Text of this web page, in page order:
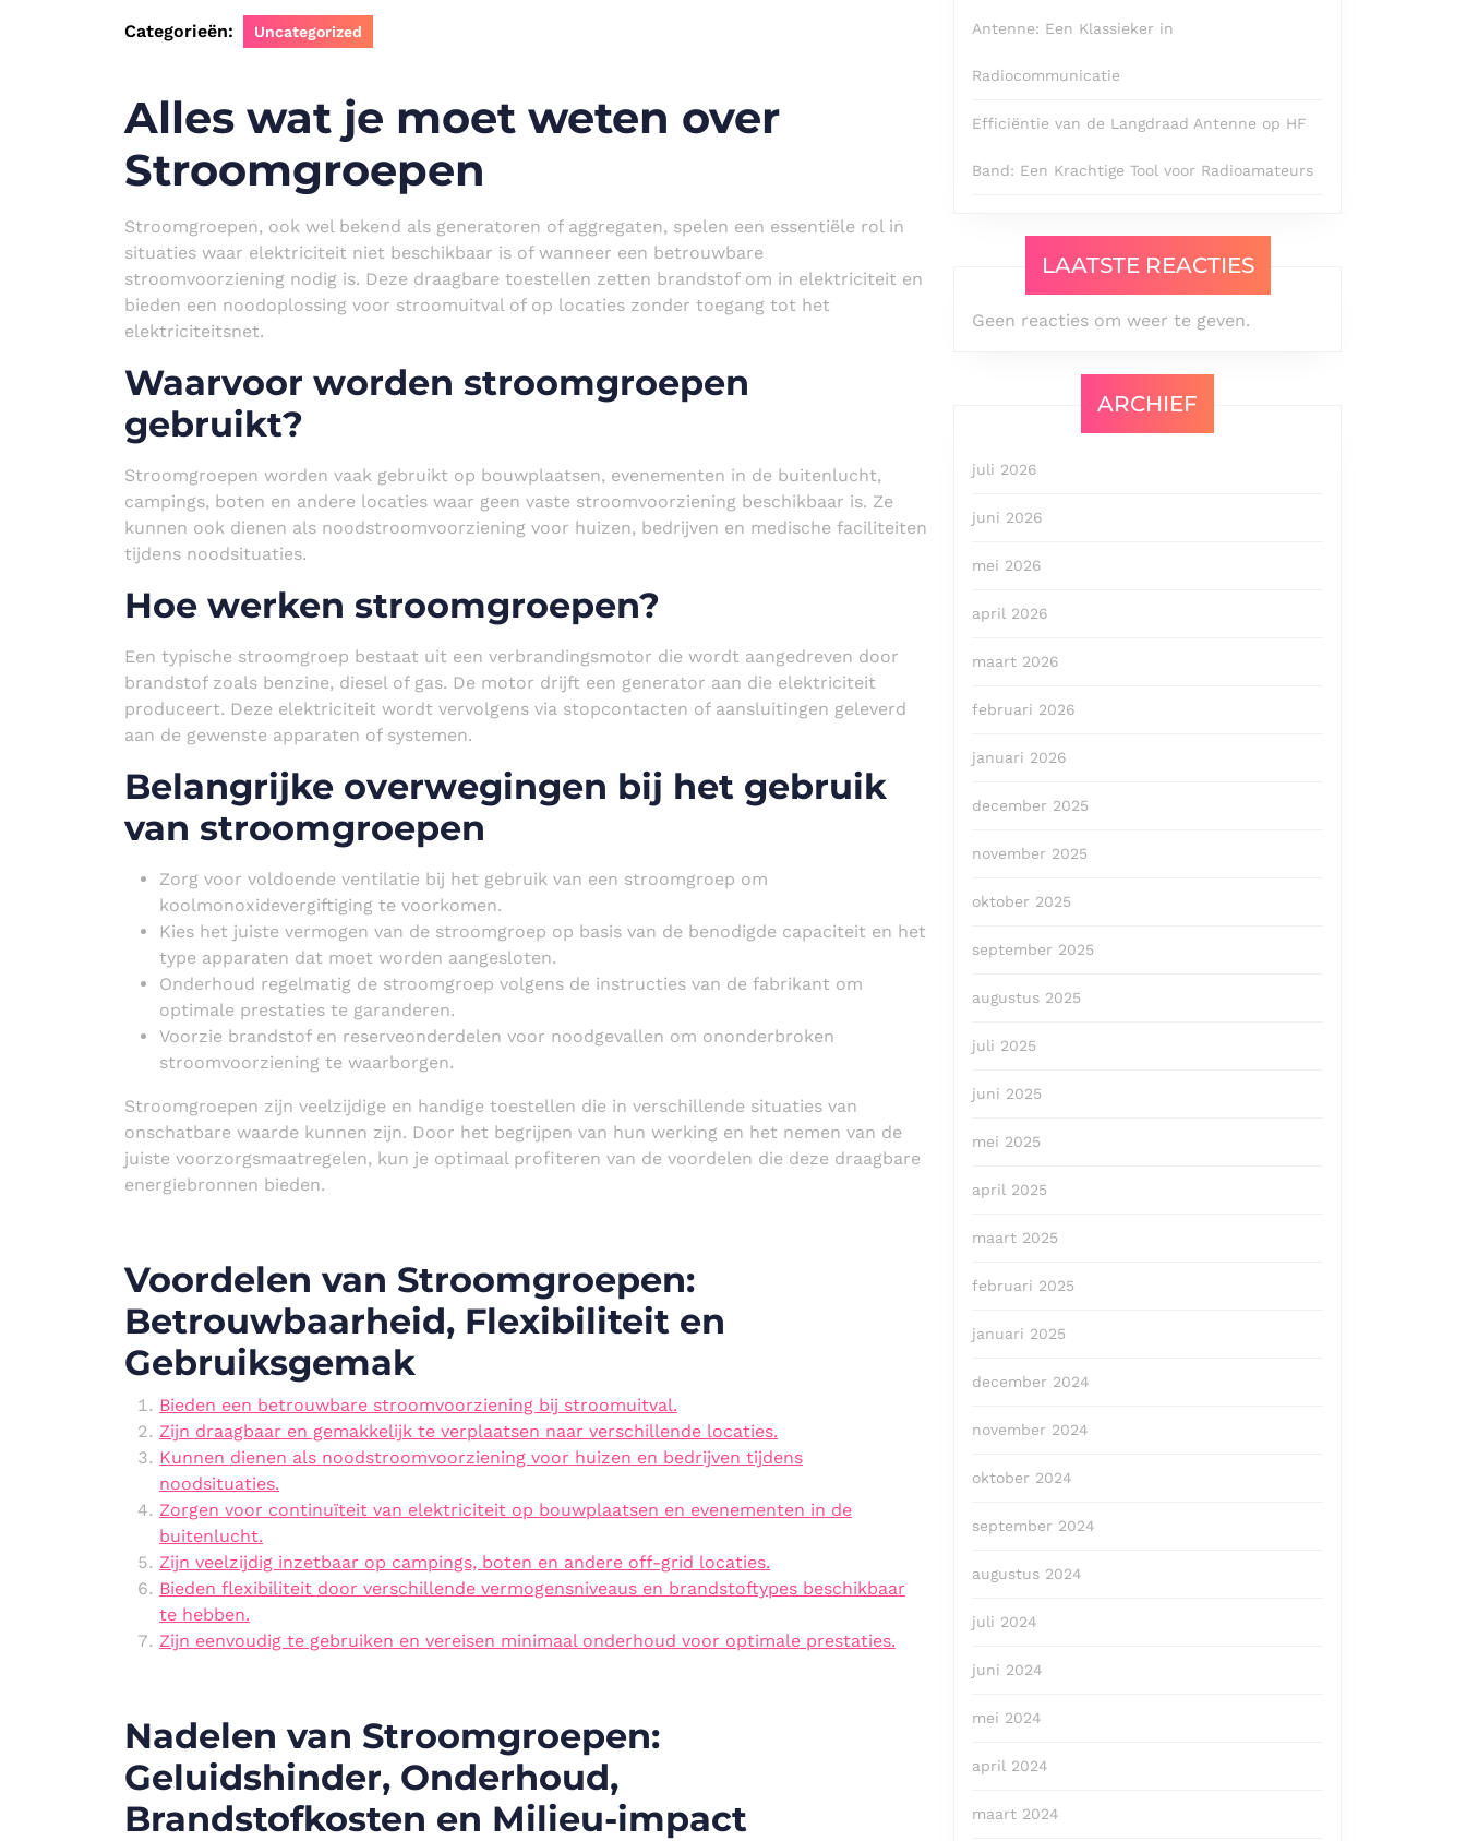
Categorieën: Uncategorized
Alles wat je moet weten over
Stroomgroepen
Stroomgroepen, ook wel bekend als generatoren of aggregaten, spelen een essentiële rol in
situaties waar elektriciteit niet beschikbaar is of wanneer een betrouwbare
stroomvoorziening nodig is. Deze draagbare toestellen zetten brandstof om in elektriciteit en
bieden een noodoplossing voor stroomuitval of op locaties zonder toegang tot het
elektriciteitsnet.
Waarvoor worden stroomgroepen
gebruikt?
Stroomgroepen worden vaak gebruikt op bouwplaatsen, evenementen in de buitenlucht,
campings, boten en andere locaties waar geen vaste stroomvoorziening beschikbaar is. Ze
kunnen ook dienen als noodstroomvoorziening voor huizen, bedrijven en medische faciliteiten
tijdens noodsituaties.
Hoe werken stroomgroepen?
Een typische stroomgroep bestaat uit een verbrandingsmotor die wordt aangedreven door
brandstof zoals benzine, diesel of gas. De motor drijft een generator aan die elektriciteit
produceert. Deze elektriciteit wordt vervolgens via stopcontacten of aansluitingen geleverd
aan de gewenste apparaten of systemen.
Belangrijke overwegingen bij het gebruik
van stroomgroepen
Zorg voor voldoende ventilatie bij het gebruik van een stroomgroep om
koolmonoxidevergiftiging te voorkomen.
Kies het juiste vermogen van de stroomgroep op basis van de benodigde capaciteit en het
type apparaten dat moet worden aangesloten.
Onderhoud regelmatig de stroomgroep volgens de instructies van de fabrikant om
optimale prestaties te garanderen.
Voorzie brandstof en reserveonderdelen voor noodgevallen om ononderbroken
stroomvoorziening te waarborgen.
Stroomgroepen zijn veelzijdige en handige toestellen die in verschillende situaties van
onschatbare waarde kunnen zijn. Door het begrijpen van hun werking en het nemen van de
juiste voorzorgsmaatregelen, kun je optimaal profiteren van de voordelen die deze draagbare
energiebronnen bieden.
Voordelen van Stroomgroepen:
Betrouwbaarheid, Flexibiliteit en
Gebruiksgemak
Bieden een betrouwbare stroomvoorziening bij stroomuitval.
Zijn draagbaar en gemakkelijk te verplaatsen naar verschillende locaties.
Kunnen dienen als noodstroomvoorziening voor huizen en bedrijven tijdens
noodsituaties.
Zorgen voor continuïteit van elektriciteit op bouwplaatsen en evenementen in de
buitenlucht.
Zijn veelzijdig inzetbaar op campings, boten en andere off-grid locaties.
Bieden flexibiliteit door verschillende vermogensniveaus en brandstoftypes beschikbaar
te hebben.
Zijn eenvoudig te gebruiken en vereisen minimaal onderhoud voor optimale prestaties.
Nadelen van Stroomgroepen:
Geluidshinder, Onderhoud,
Brandstofkosten en Milieu-impact
Antenne: Een Klassieker in
Radiocommunicatie
Efficiëntie van de Langdraad Antenne op HF
Band: Een Krachtige Tool voor Radioamateurs
LAATSTE REACTIES
Geen reacties om weer te geven.
ARCHIEF
juli 2026
juni 2026
mei 2026
april 2026
maart 2026
februari 2026
januari 2026
december 2025
november 2025
oktober 2025
september 2025
augustus 2025
juli 2025
juni 2025
mei 2025
april 2025
maart 2025
februari 2025
januari 2025
december 2024
november 2024
oktober 2024
september 2024
augustus 2024
juli 2024
juni 2024
mei 2024
april 2024
maart 2024